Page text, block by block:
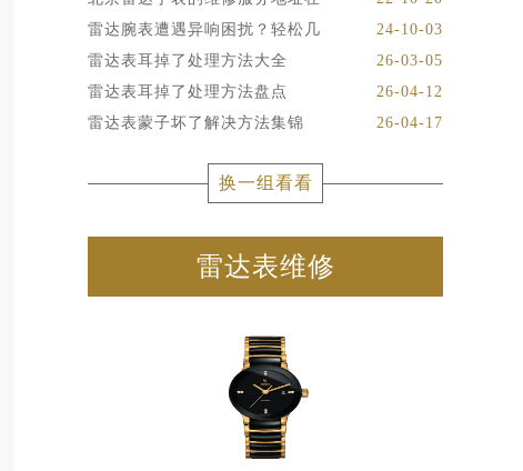
雷达腕表遭遇异响困扰？轻松几
24-10-03
雷达表耳掉了处理方法大全
26-03-05
雷达表耳掉了处理方法盘点
26-04-12
雷达表蒙子坏了解决方法集锦
26-04-17
换一组看看
雷达表维修